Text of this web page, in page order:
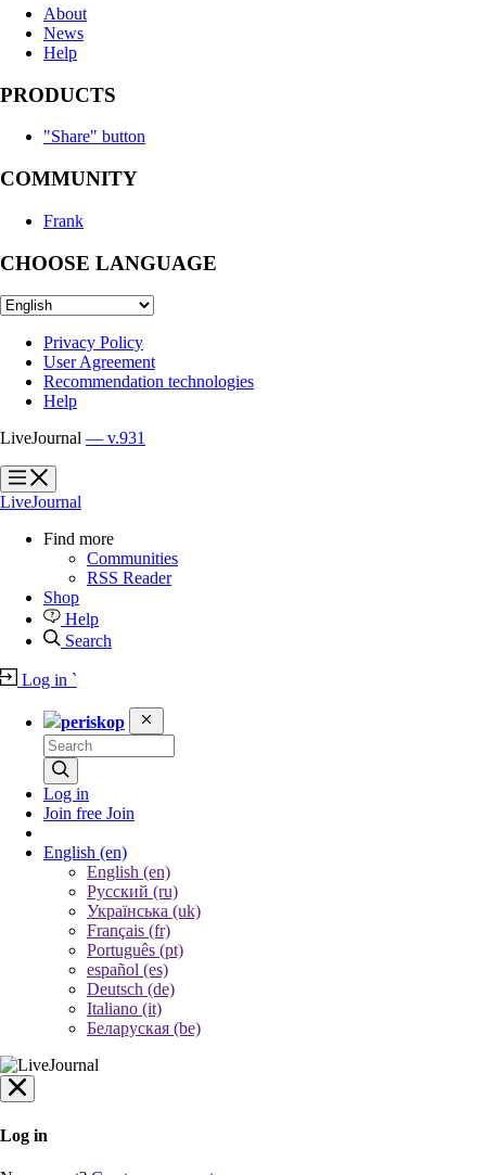
About
News
Help
PRODUCTS
"Share" button
COMMUNITY
Frank
CHOOSE LANGUAGE
Privacy Policy
User Agreement
Recommendation technologies
Help
LiveJournal — v.931
?
?
LiveJournal
Find more
Communities
RSS Reader
Shop
Help
Search
Log in `
periskop
Log in
Join free Join
English (en)
English (en)
Русский (ru)
Українська (uk)
Français (fr)
Português (pt)
español (es)
Deutsch (de)
Italiano (it)
Беларуская (be)
Log in